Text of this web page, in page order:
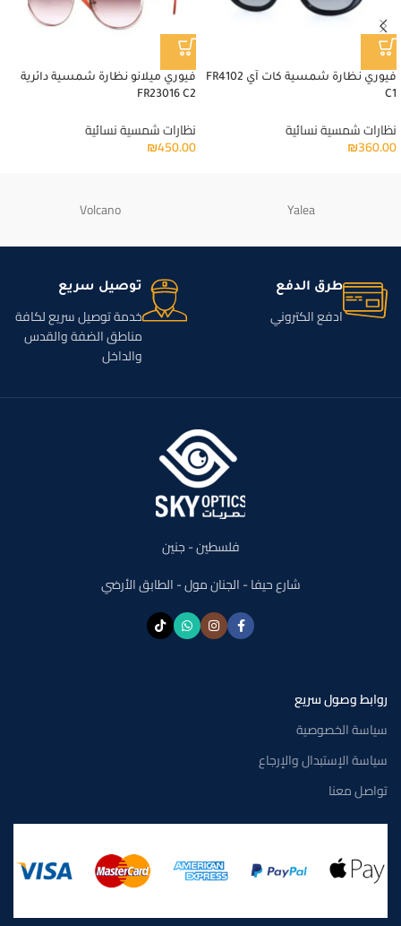
فيوري نظارة شمسية كات آي FR4102
C1
نظارات شمسية نسائية
₪360.00
فيوري ميلانو نظارة شمسية دائرية
FR23016 C2
نظارات شمسية نسائية
₪450.00
Yalea
Volcano
طرق الدفع
ادفع الكتروني
توصيل سريع
خدمة توصيل سريع لكافة
مناطق الضفة والقدس
والداخل
فلسطين - جنين
شارع حيفا - الجنان مول - الطابق الأرضي
روابط وصول سريع
سياسة الخصوصية
سياسة الإستبدال والإرجاع
تواصل معنا